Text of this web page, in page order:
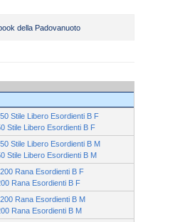
della Padovanuoto